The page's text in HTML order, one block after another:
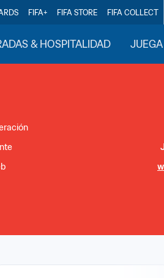
FIFA+ FIFA STORE FIFA COLLECT
& HOSPITALIDAD JUEGA